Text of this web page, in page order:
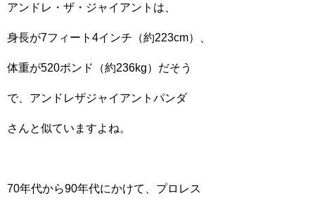
アンドレ・ザ・ジャイアントは、
身長が7フィート4インチ（約223cm）、
体重が520ポンド（約236kg）だそう
で、アンドレザジャイアントパンダ
さんと似ていますよね。
70年代から90年代にかけて、プロレス